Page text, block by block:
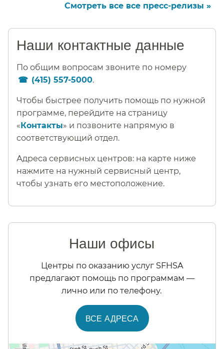
Смотреть все все пресс-релизы »​​
Наши контактные данные​​
По общим вопросам звоните по номеру
(415) 557-5000.​​
Чтобы быстрее получить помощь по нужной
программе, перейдите на страницу
«Контакты» и позвоните напрямую в
соответствующий отдел.​​
Адреса сервисных центров: на карте ниже
нажмите на нужный сервисный центр,
чтобы узнать его местоположение.​​
Наши офисы​​
Центры по оказанию услуг SFHSA
предлагают помощь по программам —
лично или по телефону.​​
ВСЕ АДРЕСА​​